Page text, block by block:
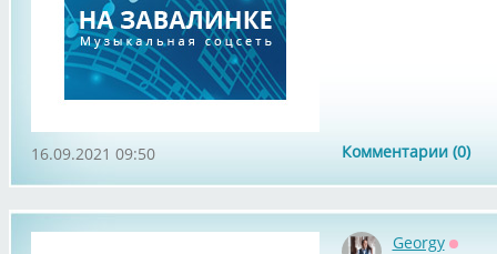
Комментарии (0)
16.09.2021 09:50
Georgy